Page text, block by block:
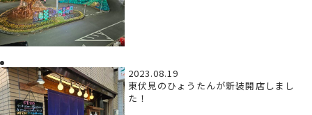
2023.08.19
東伏見のひょうたんが新装開店しまし
た！